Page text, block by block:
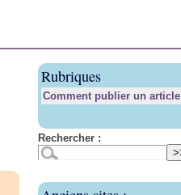
Rubriques
Comment publier un article
Rechercher :